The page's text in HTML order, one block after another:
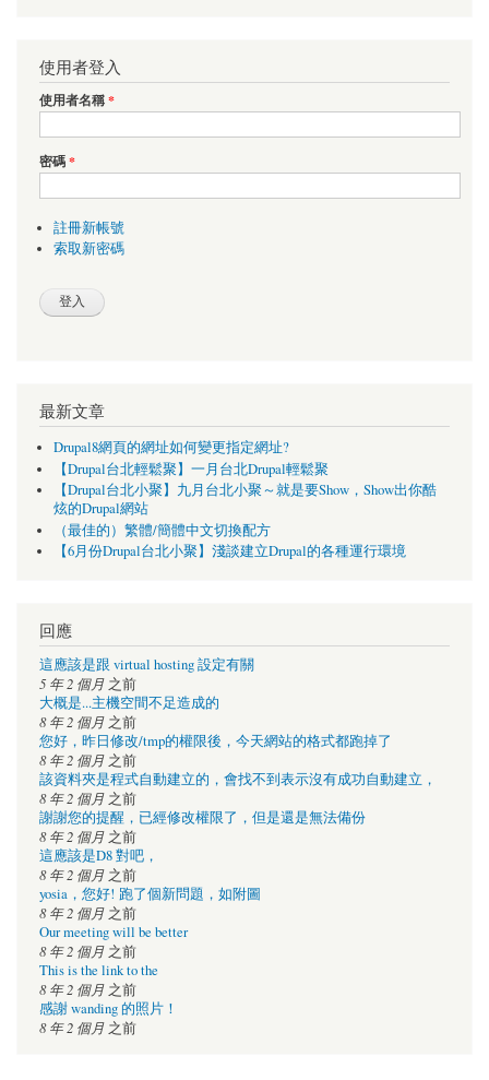
使用者登入
使用者名稱*
密碼*
註冊新帳號
索取新密碼
最新文章
Drupal8網頁的網址如何變更指定網址?
【Drupal台北輕鬆聚】一月台北Drupal輕鬆聚
【Drupal台北小聚】九月台北小聚～就是要Show，Show出你酷
炫的Drupal網站
（最佳的）繁體/簡體中文切換配方
【6月份Drupal台北小聚】淺談建立Drupal的各種運行環境
回應
這應該是跟 virtual hosting 設定有關
5 年 2 個月 之前
大概是...主機空間不足造成的
8 年 2 個月 之前
您好，昨日修改/tmp的權限後，今天網站的格式都跑掉了
8 年 2 個月 之前
該資料夾是程式自動建立的，會找不到表示沒有成功自動建立，
8 年 2 個月 之前
謝謝您的提醒，已經修改權限了，但是還是無法備份
8 年 2 個月 之前
這應該是D8 對吧，
8 年 2 個月 之前
yosia，您好! 跑了個新問題，如附圖
8 年 2 個月 之前
Our meeting will be better
8 年 2 個月 之前
This is the link to the
8 年 2 個月 之前
感謝 wanding 的照片！
8 年 2 個月 之前